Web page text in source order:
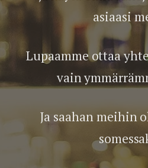
asiaasi
Lupaamme ottaa
vain
Ja saahan meihin